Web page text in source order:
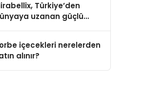
Türkiye’den
uzanan güçlü
içecekleri nerelerden
alınır?